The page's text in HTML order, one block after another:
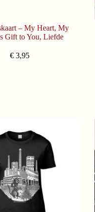
– My Heart, My
Gift to You, Liefde
€ 3,95